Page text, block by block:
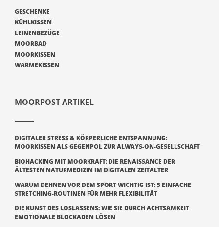
GESCHENKE
KÜHLKISSEN
LEINENBEZÜGE
MOORBAD
MOORKISSEN
WÄRMEKISSEN
MOORPOST ARTIKEL
DIGITALER STRESS & KÖRPERLICHE ENTSPANNUNG:
MOORKISSEN ALS GEGENPOL ZUR ALWAYS-ON-GESELLSCHAFT
BIOHACKING MIT MOORKRAFT: DIE RENAISSANCE DER
ÄLTESTEN NATURMEDIZIN IM DIGITALEN ZEITALTER
WARUM DEHNEN VOR DEM SPORT WICHTIG IST: 5 EINFACHE
STRETCHING-ROUTINEN FÜR MEHR FLEXIBILITÄT
DIE KUNST DES LOSLASSENS: WIE SIE DURCH ACHTSAMKEIT
EMOTIONALE BLOCKADEN LÖSEN